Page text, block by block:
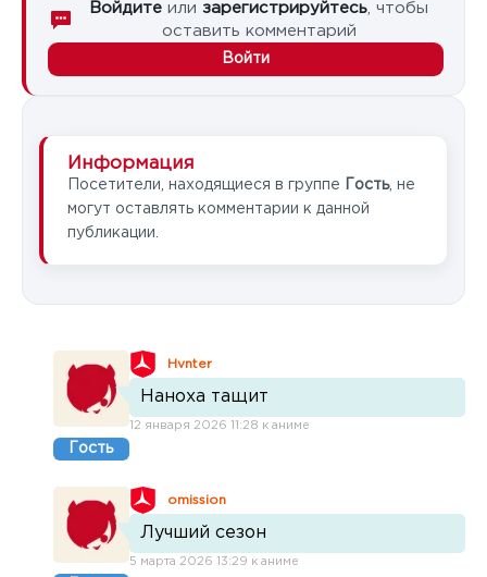
Войдите или зарегистрируйтесь , чтобы
оставить комментарий
Войти
Информация
Посетители, находящиеся в группе Гость, не
могут оставлять комментарии к данной
публикации.
Гость
Hvnter
Наноха тащит
12 января 2026 11:28 к аниме
omission
Лучший сезон
5 марта 2026 13:29 к аниме